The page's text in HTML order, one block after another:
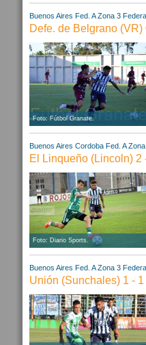
Buenos Aires Fed. A Zona 3
Defe. de Belgrano
Foto: Fútbol Granate.
Buenos Aires Cordoba Fed. A
El Linqueño (Lincoln) 2
Foto: Diario Sports.
Buenos Aires Fed. A Zona 3
Unión (Sunchales) 1 -